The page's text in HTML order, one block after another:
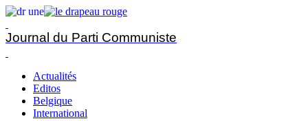
Journal du Parti Communiste
Actualités
Editos
Belgique
International